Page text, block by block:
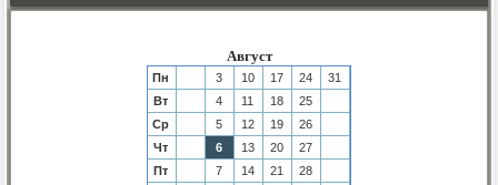
Август
Пн 3 10 17 24
31
Вт
4 11 18
25
Ср
5 12 19
26
Чт
6 13 20
27
Пт
7 14 21
28